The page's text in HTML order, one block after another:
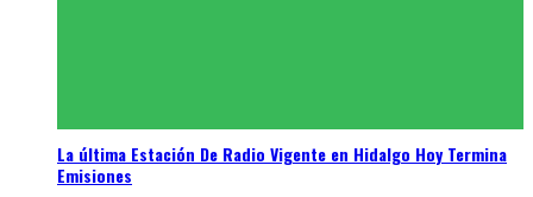
La última Estación De Radio Vigente en Hidalgo Hoy Termina
Emisiones